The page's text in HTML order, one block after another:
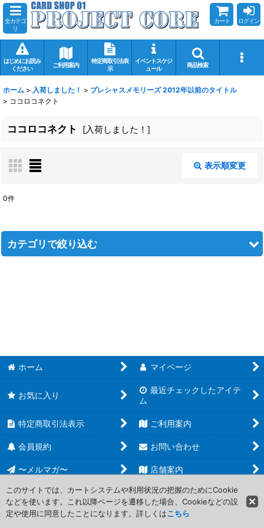
全カテゴ
リ
カート ログイン
はじめにお読み
ください
ご利用案内
特定商取引法表
示
イベントスケジ
ュール
商品検索
ホーム > 入荷しました！ > プレシャスメモリーズ 2012年以前のタイトル
> ココロコネクト
ココロコネクト [入荷しました！ ]
表示順変更
在庫あり
0件
カテゴリで絞り込む
ココロコネクト
夏色キセキ
とらドラ！
神様のメモ帳
ゆるゆり
ホーム マイページ
お気に入り
最近チェックしたアイテ
ム
特定商取引法表示 ご利用案内
会員規約 お問い合わせ
〜メルマガ〜 店舗案内
Copyright (C) 2006-2017 PROJECT CORE Corporation. All Rights
Reserved.
このサイトでは、カートシステムや利用状況の把握のためにCookie
などを使います。これ以降ページを遷移した場合、Cookieなどの設
定や使用に同意したことになります。詳しくはこちら